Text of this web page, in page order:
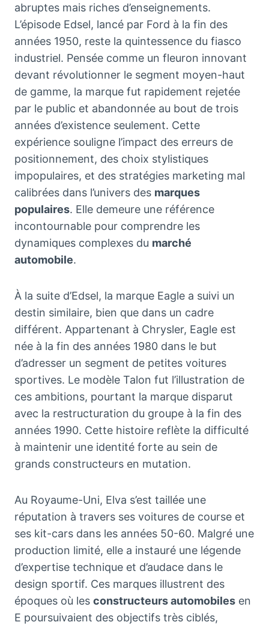
abruptes mais riches d’enseignements.
L’épisode Edsel, lancé par Ford à la fin des
années 1950, reste la quintessence du fiasco
industriel. Pensée comme un fleuron innovant
devant révolutionner le segment moyen-haut
de gamme, la marque fut rapidement rejetée
par le public et abandonnée au bout de trois
années d’existence seulement. Cette
expérience souligne l’impact des erreurs de
positionnement, des choix stylistiques
impopulaires, et des stratégies marketing mal
calibrées dans l’univers des marques
populaires. Elle demeure une référence
incontournable pour comprendre les
dynamiques complexes du marché
automobile.
À la suite d’Edsel, la marque Eagle a suivi un
destin similaire, bien que dans un cadre
différent. Appartenant à Chrysler, Eagle est
née à la fin des années 1980 dans le but
d’adresser un segment de petites voitures
sportives. Le modèle Talon fut l’illustration de
ces ambitions, pourtant la marque disparut
avec la restructuration du groupe à la fin des
années 1990. Cette histoire reflète la difficulté
à maintenir une identité forte au sein de
grands constructeurs en mutation.
Au Royaume-Uni, Elva s’est taillée une
réputation à travers ses voitures de course et
ses kit-cars dans les années 50-60. Malgré une
production limité, elle a instauré une légende
d’expertise technique et d’audace dans le
design sportif. Ces marques illustrent des
époques où les constructeurs automobiles en
E poursuivaient des objectifs très ciblés,